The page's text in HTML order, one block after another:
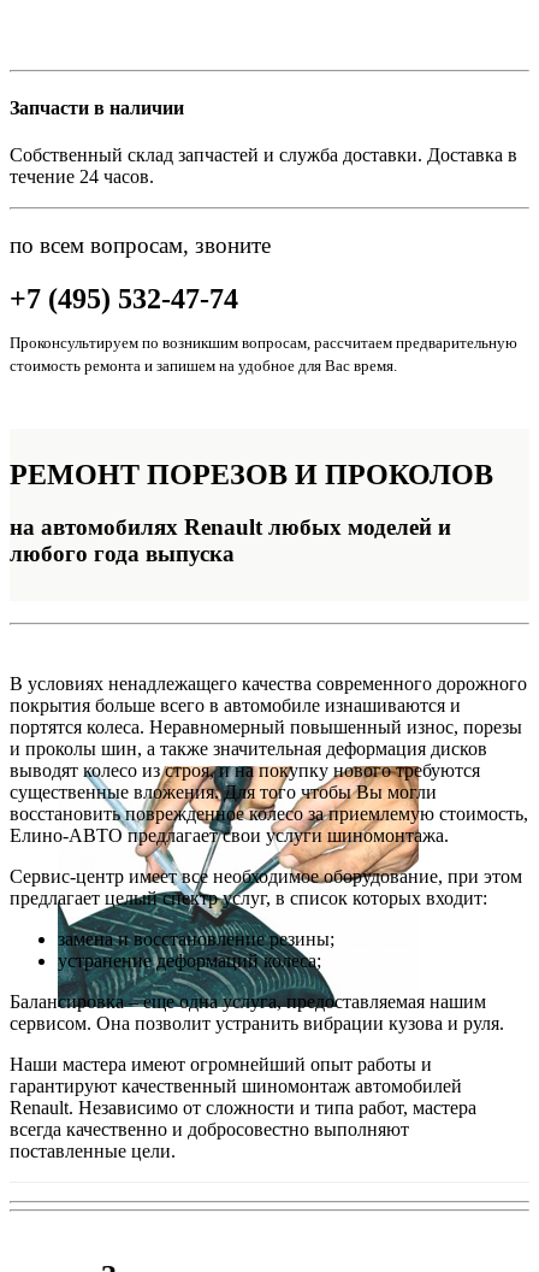
Запчасти в наличии
Собственный склад запчастей и служба доставки. Доставка в
течение 24 часов.
по всем вопросам, звоните
+7 (495) 532-47-74
Проконсультируем по возникшим вопросам, рассчитаем предварительную
стоимость ремонта и запишем на удобное для Вас время.
РЕМОНТ ПОРЕЗОВ И ПРОКОЛОВ
на автомобилях Renault любых моделей и
любого года выпуска
В условиях ненадлежащего качества современного дорожного
покрытия больше всего в автомобиле изнашиваются и
портятся колеса. Неравномерный повышенный износ, порезы
и проколы шин, а также значительная деформация дисков
выводят колесо из строя, и на покупку нового требуются
существенные вложения. Для того чтобы Вы могли
восстановить поврежденное колесо за приемлемую стоимость,
Елино-АВТО предлагает свои услуги шиномонтажа.
Сервис-центр имеет все необходимое оборудование, при этом
предлагает целый спектр услуг, в список которых входит:
замена и восстановление резины;
устранение деформаций колеса;
Балансировка – еще одна услуга, предоставляемая нашим
сервисом. Она позволит устранить вибрации кузова и руля.
Наши мастера имеют огромнейший опыт работы и
гарантируют качественный шиномонтаж автомобилей
Renault. Независимо от сложности и типа работ, мастера
всегда качественно и добросовестно выполняют
поставленные цели.